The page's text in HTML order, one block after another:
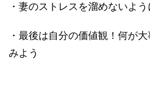
・妻のストレスを溜めないよ
・最後は自分の価値観！何が
みよう